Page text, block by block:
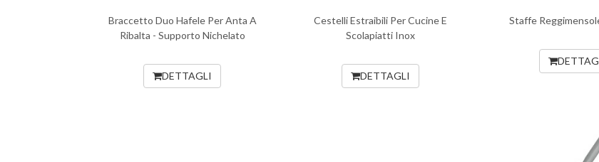
Braccetto Duo Hafele Per Anta A
Ribalta - Supporto Nichelato
DETTAGLI
Cestelli Estraibili Per Cucine E
Scolapiatti Inox
DETTAGLI
Staffe